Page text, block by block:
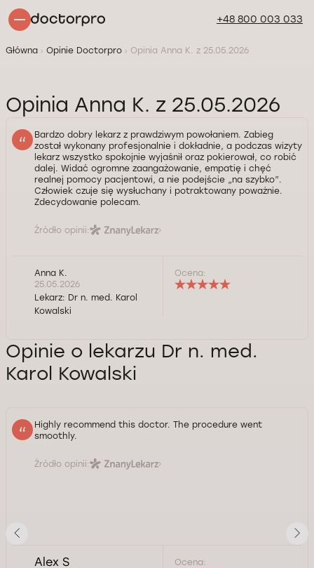
+48 800 003 033
Główna Opinie Doctorpro Opinia Anna K. z 25.05.2026
Opinia Anna K. z 25.05.2026
Bardzo dobry lekarz z prawdziwym powołaniem. Zabieg
został wykonany profesjonalnie i dokładnie, a podczas wizyty
lekarz wszystko spokojnie wyjaśnił oraz pokierował, co robić
dalej. Widać ogromne zaangażowanie, empatię i chęć
realnej pomocy pacjentowi, a nie podejście „na szybko”.
Człowiek czuje się wysłuchany i potraktowany poważnie.
Zdecydowanie polecam.
Źródło opinii:
Anna K.
25.05.2026
Lekarz: Dr n. med. Karol
Kowalski
Ocena:
Opinie o lekarzu Dr n. med.
Karol Kowalski
Highly recommend this doctor. The procedure went
smoothly.
Źródło opinii:
Alex S Ocena: